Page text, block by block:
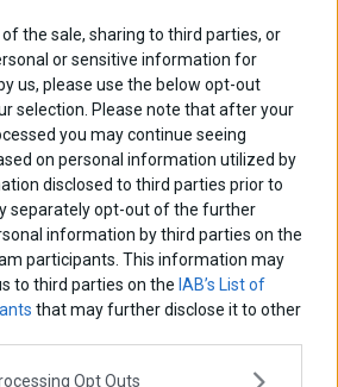
the sale, sharing to third parties, or
or sensitive information for
us, please use the below opt-out
selection. Please note that after your
you may continue seeing
on personal information utilized by
disclosed to third parties prior to
separately opt-out of the further
information by third parties on the
participants. This information may
to third parties on the IAB’s List of
that may further disclose it to other
Opt Outs
στην αγορά της
ΑΠΕ
και Greenvolt ενισχύει την
στην ταχέως αναπτυσσόμενη αγορά
· Επιχειρήσεις